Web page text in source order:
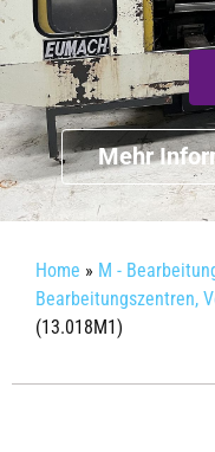
Mehr
Home » M -
Bearbeitungszentren,
(13.018M1)